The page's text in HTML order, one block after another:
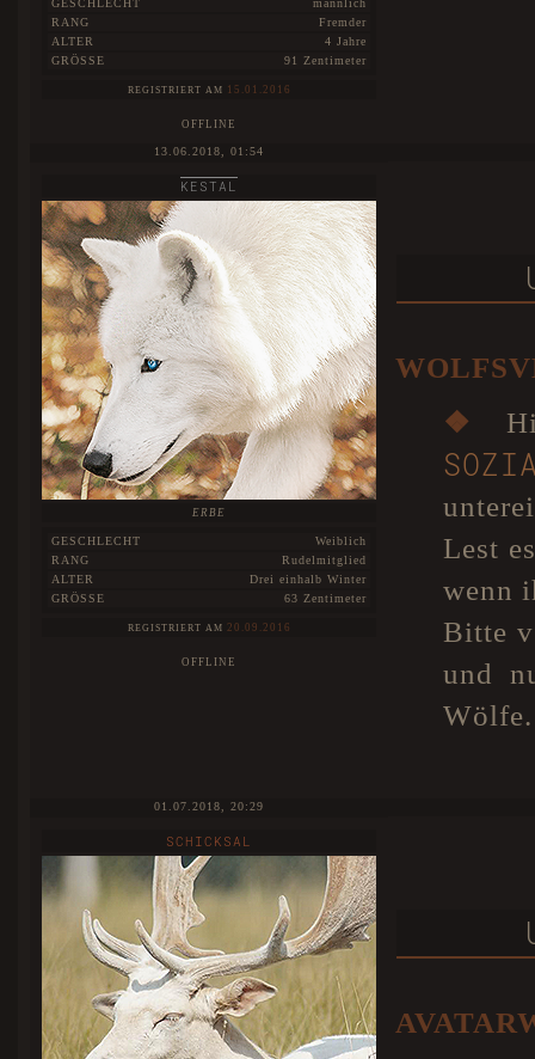
GESCHLECHT
männlich
RANG
Fremder
ALTER
4 Jahre
GRÖSSE
91 Zentimeter
REGISTRIERT AM 15.01.2016
OFFLINE
13.06.2018, 01:54
KESTAL
ERBE
GESCHLECHT
Weiblich
RANG
Rudelmitglied
ALTER
Drei einhalb Winter
GRÖSSE
63 Zentimeter
REGISTRIERT AM 20.09.2016
OFFLINE
❖
Lest
wenn
Bitte
und
Wölfe.
01.07.2018, 20:29
SCHICKSAL